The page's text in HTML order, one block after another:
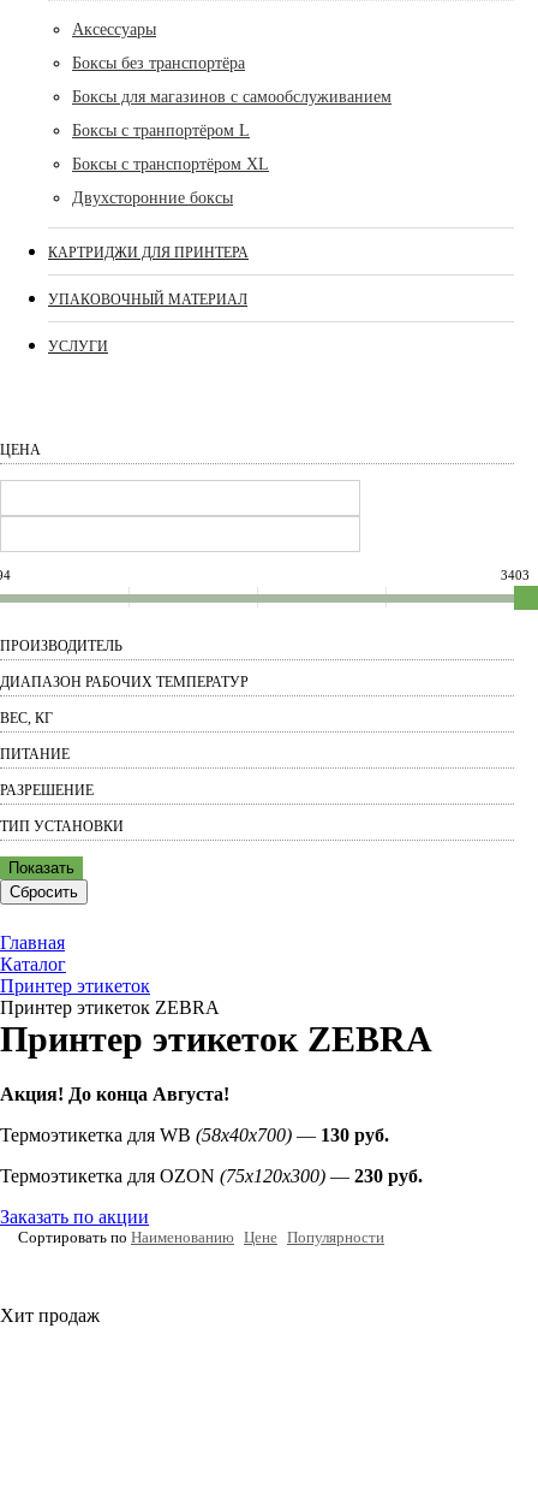
Аксессуары
Боксы без транспортёра
Боксы для магазинов с самообслуживанием
Боксы с транпортёром L
Боксы с транспортёром XL
Двухсторонние боксы
КАРТРИДЖИ ДЛЯ ПРИНТЕРА
УПАКОВОЧНЫЙ МАТЕРИАЛ
УСЛУГИ
ЦЕНА
3403
ПРОИЗВОДИТЕЛЬ
ДИАПАЗОН РАБОЧИХ ТЕМПЕРАТУР
ВЕС, КГ
ПИТАНИЕ
РАЗРЕШЕНИЕ
ТИП УСТАНОВКИ
Показать
Сбросить
Главная
Каталог
Принтер этикеток
Принтер этикеток ZEBRA
Принтер этикеток ZEBRA
Акция! До конца Августа!
Термоэтикетка для WB (58х40х700) — 130 руб.
Термоэтикетка для OZON (75х120х300) — 230 руб.
Заказать по акции
Сортировать по Наименованию Цене Популярности
Хит продаж